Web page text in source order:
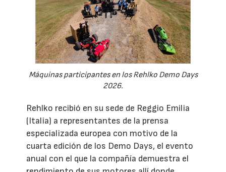
Máquinas participantes en los Rehlko Demo Days
2026.
Rehlko recibió en su sede de Reggio Emilia
(Italia) a representantes de la prensa
especializada europea con motivo de la
cuarta edición de los Demo Days, el evento
anual con el que la compañía demuestra el